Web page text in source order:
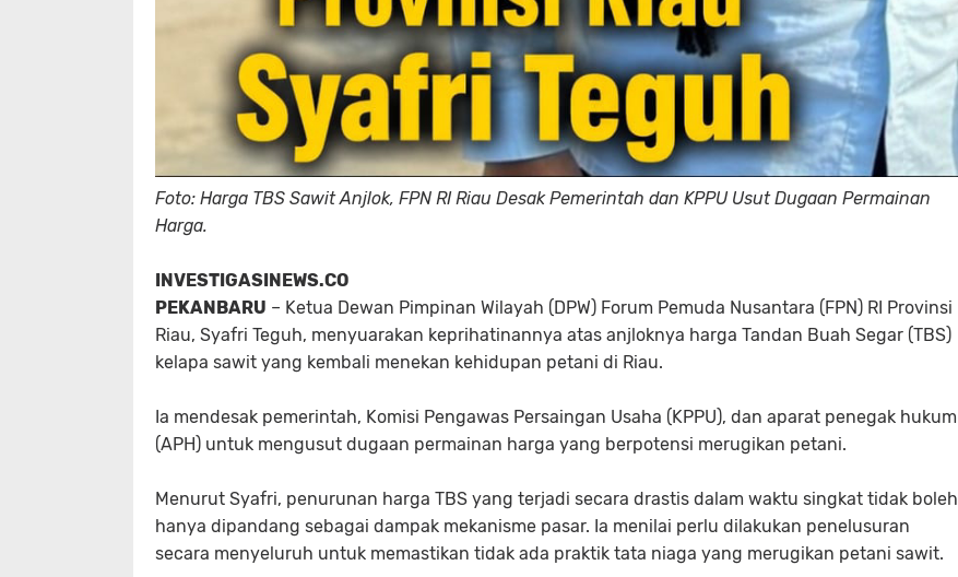
Foto: Harga TBS Sawit Anjlok, FPN RI Riau Desak Pemerintah dan KPPU Usut Dugaan Permainan
Harga.
INVESTIGASINEWS.CO
PEKANBARU – Ketua Dewan Pimpinan Wilayah (DPW) Forum Pemuda Nusantara (FPN) RI Provinsi
Riau, Syafri Teguh, menyuarakan keprihatinannya atas anjloknya harga Tandan Buah Segar (TBS)
kelapa sawit yang kembali menekan kehidupan petani di Riau.
Ia mendesak pemerintah, Komisi Pengawas Persaingan Usaha (KPPU), dan aparat penegak hukum
(APH) untuk mengusut dugaan permainan harga yang berpotensi merugikan petani.
Menurut Syafri, penurunan harga TBS yang terjadi secara drastis dalam waktu singkat tidak boleh
hanya dipandang sebagai dampak mekanisme pasar. Ia menilai perlu dilakukan penelusuran
secara menyeluruh untuk memastikan tidak ada praktik tata niaga yang merugikan petani sawit.